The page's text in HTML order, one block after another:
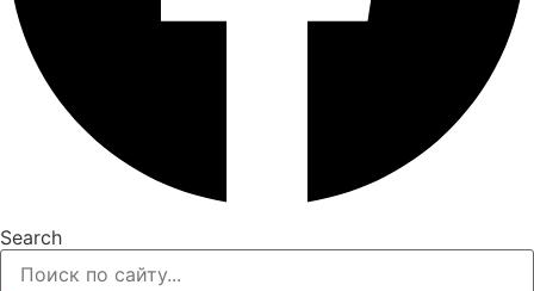
Search